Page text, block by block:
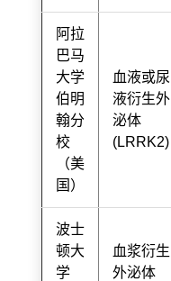
阿拉
巴马
大学
伯明
翰分
校
（美
国）
血液或尿
液衍生外
泌体
(LRRK2)
波士
顿大
学
血浆衍生
外泌体